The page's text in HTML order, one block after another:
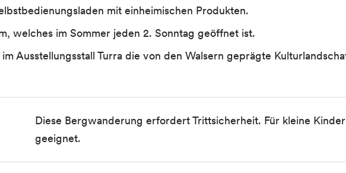
mit einheimischen Produkten.
welches im Sommer jeden 2. Sonntag geöffnet ist.
Ausstellungsstall Turra die von den Walsern geprägte
Diese Bergwanderung erfordert Trittsicherheit. Für kleine
geeignet.